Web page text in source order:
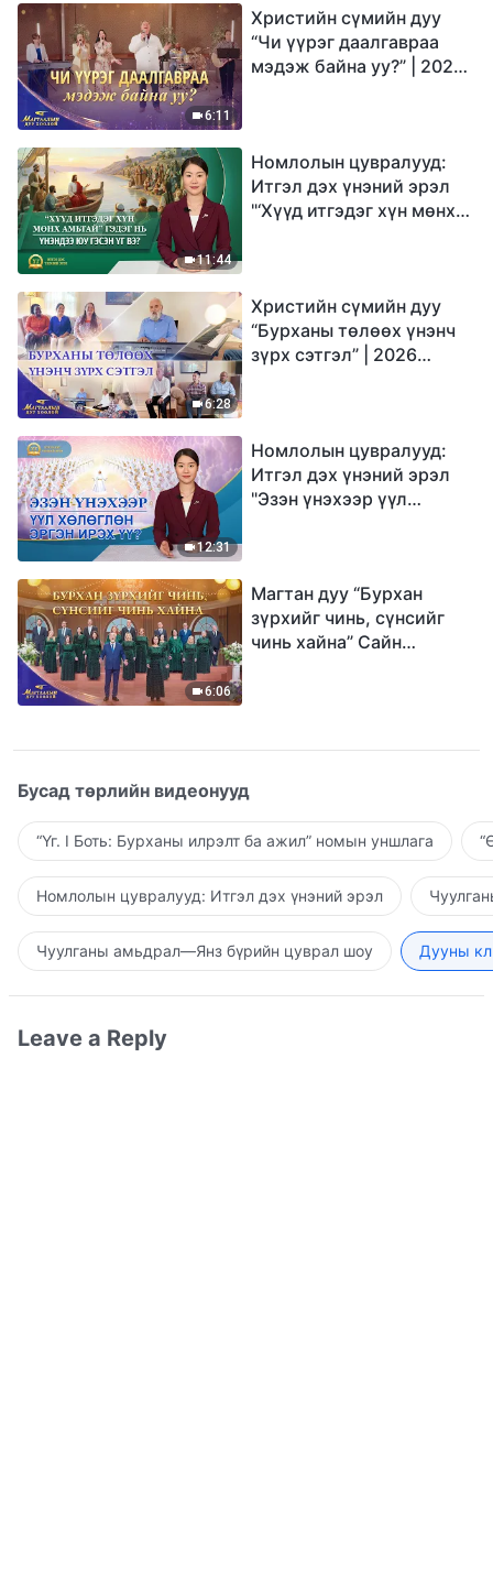
6:11
Христийн сүмийн дуу
“Чи үүрэг даалгавраа
мэдэж байна уу?” | 2026
11:44
Номлолын цувралууд:
Итгэл дэх үнэний эрэл
"‘Хүүд итгэдэг хүн мөнх
6:28
Христийн сүмийн дуу
“Бурханы төлөөх үнэнч
зүрх сэтгэл” | 2026
12:31
Номлолын цувралууд:
Итгэл дэх үнэний эрэл
"Эзэн үнэхээр үүл
6:06
Магтан дуу “Бурхан
зүрхийг чинь, сүнсийг
чинь хайна” Сайн
Бусад төрлийн видеонууд
“Үг. I Боть: Бурханы илрэлт ба ажил” номын уншлага
Номлолын цувралууд: Итгэл дэх үнэний эрэл
Чуулганы амьдрал—Янз бүрийн цуврал шоу Дууны
Leave a Reply